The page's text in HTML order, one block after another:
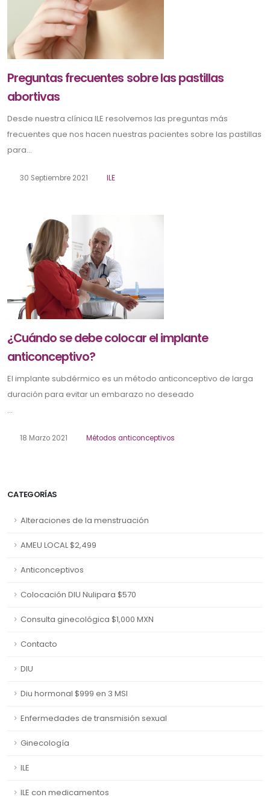
CATEGORÍAS
Alteraciones de la menstruación
AMEU LOCAL $2,499
Anticonceptivos
Colocación DIU Nulipara $570
Consulta ginecológica $1,000 MXN
Contacto
DIU
Diu hormonal $999 en 3 MSI
Enfermedades de transmisión sexual
Ginecología
ILE
ILE con medicamentos
Preguntas frecuentes sobre las pastillas
abortivas
Desde nuestra clínica ILE resolvemos las preguntas más
frecuentes que nos hacen nuestras pacientes sobre las pastillas
para...
30 Septiembre 2021 ILE
¿Cuándo se debe colocar el implante
anticonceptivo?
El implante subdérmico es un método anticonceptivo de larga
duración para evitar un embarazo no deseado
...
18 Marzo 2021 Métodos anticonceptivos